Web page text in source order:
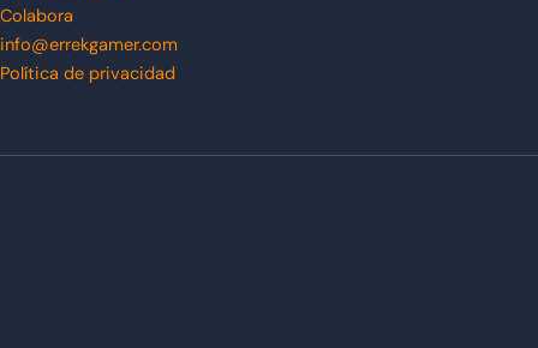
Colabora
info@errekgamer.com
Política de privacidad